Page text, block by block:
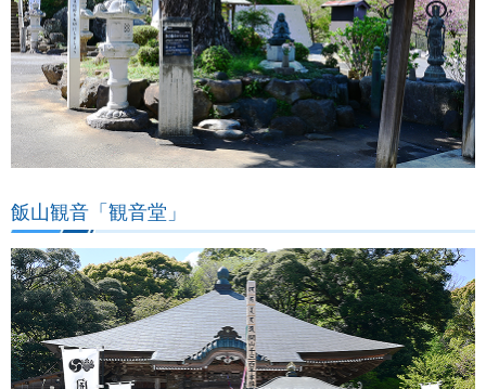
飯山観音「観音堂」